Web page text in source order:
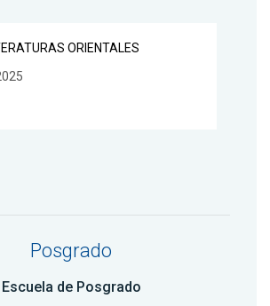
ORIENTALES
Posgrado
Escuela de Posgrado